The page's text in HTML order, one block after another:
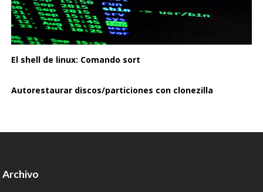
El shell de linux: Comando sort
Autorestaurar discos/particiones con clonezilla
Archivo